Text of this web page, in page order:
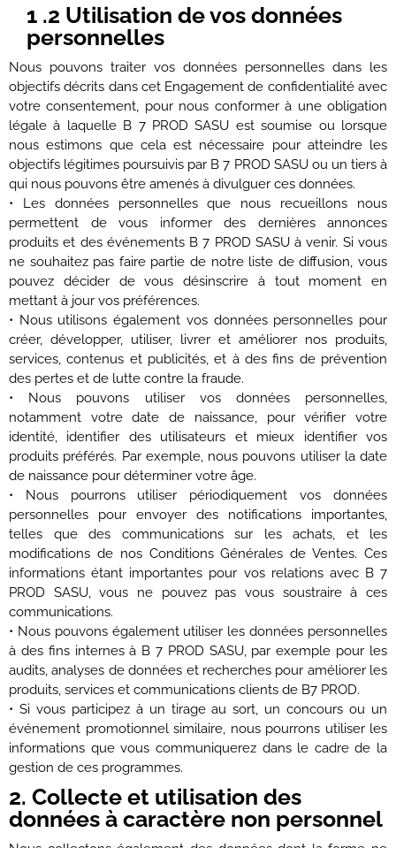
1 .2 Utilisation de vos données
personnelles
Nous pouvons traiter vos données personnelles dans les
objectifs décrits dans cet Engagement de confidentialité avec
votre consentement, pour nous conformer à une obligation
légale à laquelle B 7 PROD SASU est soumise ou lorsque
nous estimons que cela est nécessaire pour atteindre les
objectifs légitimes poursuivis par B 7 PROD SASU ou un tiers à
qui nous pouvons être amenés à divulguer ces données.
• Les données personnelles que nous recueillons nous
permettent de vous informer des dernières annonces
produits et des événements B 7 PROD SASU à venir. Si vous
ne souhaitez pas faire partie de notre liste de diffusion, vous
pouvez décider de vous désinscrire à tout moment en
mettant à jour vos préférences.
• Nous utilisons également vos données personnelles pour
créer, développer, utiliser, livrer et améliorer nos produits,
services, contenus et publicités, et à des fins de prévention
des pertes et de lutte contre la fraude.
• Nous pouvons utiliser vos données personnelles,
notamment votre date de naissance, pour vérifier votre
identité, identifier des utilisateurs et mieux identifier vos
produits préférés. Par exemple, nous pouvons utiliser la date
de naissance pour déterminer votre âge.
• Nous pourrons utiliser périodiquement vos données
personnelles pour envoyer des notifications importantes,
telles que des communications sur les achats, et les
modifications de nos Conditions Générales de Ventes. Ces
informations étant importantes pour vos relations avec B 7
PROD SASU, vous ne pouvez pas vous soustraire à ces
communications.
• Nous pouvons également utiliser les données personnelles
à des fins internes à B 7 PROD SASU, par exemple pour les
audits, analyses de données et recherches pour améliorer les
produits, services et communications clients de B7 PROD.
• Si vous participez à un tirage au sort, un concours ou un
événement promotionnel similaire, nous pourrons utiliser les
informations que vous communiquerez dans le cadre de la
gestion de ces programmes.
2. Collecte et utilisation des
données à caractère non personnel